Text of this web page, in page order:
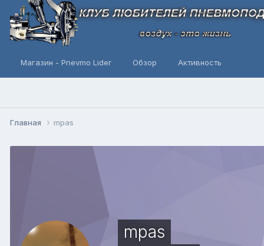
Магазин - Pnevmo Lider Обзор Активность
Главная mpas
mpas